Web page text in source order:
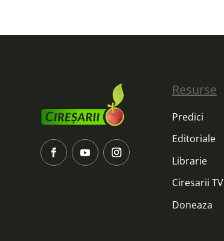
Resurse
Predici
Editoriale
Librarie
Ciresarii TV
Doneaza